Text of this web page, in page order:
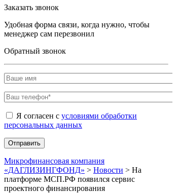
Заказать звонок
Удобная форма связи, когда нужно, чтобы
менеджер сам перезвонил
Обратный звонок
Я согласен с условиями обработки
персональных данных
Микрофинансовая компания
«ДАГЛИЗИНГФОНД» > Новости > На
платформе МСП.РФ появился сервис
проектного финансирования